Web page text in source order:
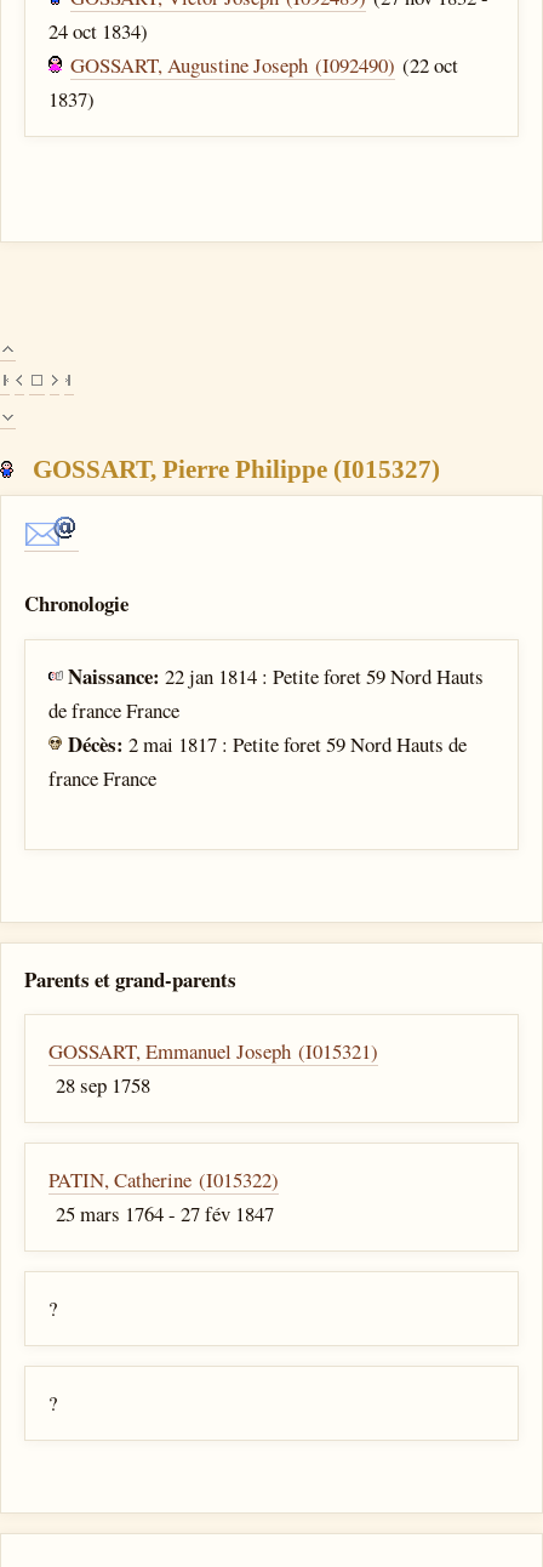
24 oct 1834)
GOSSART, Augustine Joseph (I092490) (22 oct
1837)
GOSSART, Pierre Philippe (I015327)
Chronologie
Naissance:22 jan 1814 : Petite foret 59 Nord Hauts
de france France
Décès:2 mai 1817 : Petite foret 59 Nord Hauts de
france France
Parents et grand-parents
GOSSART, Emmanuel Joseph (I015321)
28 sep 1758
PATIN, Catherine (I015322)
25 mars 1764 - 27 fév 1847
?
?